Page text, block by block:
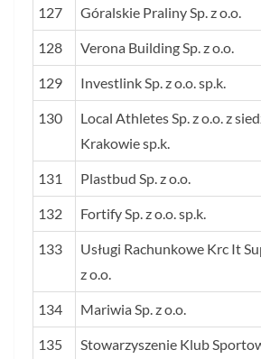
127 Góralskie Praliny Sp. z o.o.
128 Verona Building Sp. z o.o.
129 Investlink Sp. z o.o. sp.k.
130
Local Athletes Sp. z o.o. z
Krakowie sp.k.
131 Plastbud Sp. z o.o.
132 Fortify Sp. z o.o. sp.k.
133
Usługi Rachunkowe Krc It
z o.o.
134 Mariwia Sp. z o.o.
135
Stowarzyszenie Klub